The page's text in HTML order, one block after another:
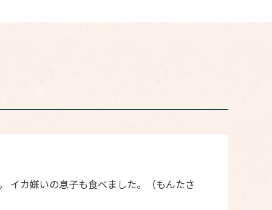
イカ嫌いの息子も食べました。（もんたさ